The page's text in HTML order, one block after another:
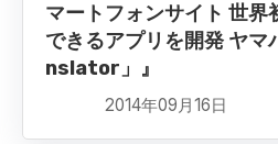
マートフォンサイト 世界
できるアプリを開発 ヤ
nslator」』
2014年09月16日